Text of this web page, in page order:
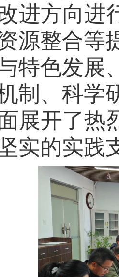
进方向进
源整合等
特色发展
制、科学
展开了热
实的实践